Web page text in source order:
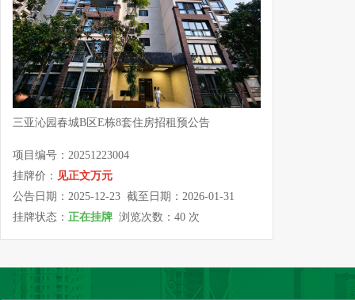
三亚沁园春城B区E栋8套住房招租预公告
项目编号：20251223004
挂牌价： 见正文万元
公告日期：2025-12-23 截至日期：2026-01-31
挂牌状态： 正在挂牌 浏览次数：40 次